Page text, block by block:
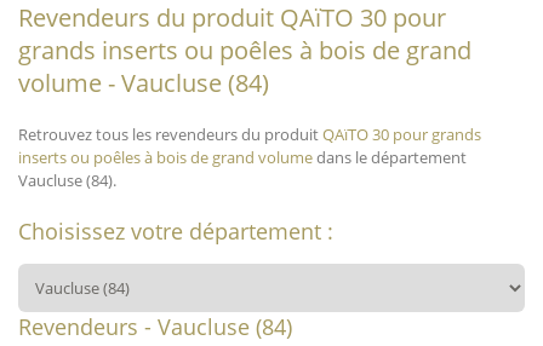
Revendeurs du produit QAïTO 30 pour
grands inserts ou poêles à bois de grand
volume - Vaucluse (84)
Retrouvez tous les revendeurs du produitQAïTO 30 pour grands
inserts ou poêles à bois de grand volumedans le département
Vaucluse (84).
Choisissez votre département :
Revendeurs - Vaucluse (84)